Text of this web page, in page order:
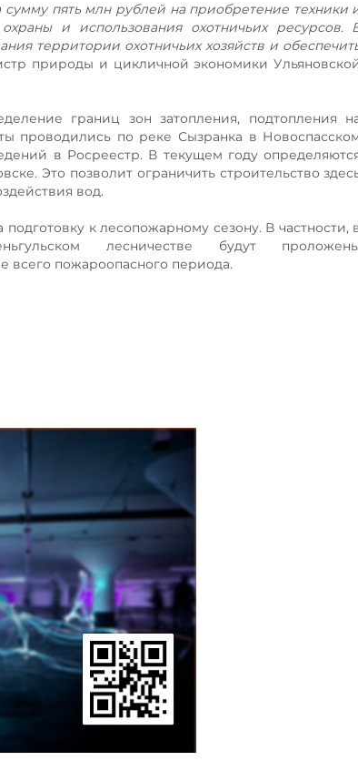
пять млн рублей на приобретение техники
и использования охотничьих ресурсов.
территории охотничьих хозяйств и
природы и цикличной экономики
границ зон затопления, подтопления
проводились по реке Сызранка в
в Росреестр. В текущем году
Это позволит ограничить строительство
вод.
к лесопожарному сезону. В частности,
лесничестве будут
всего пожароопасного периода.